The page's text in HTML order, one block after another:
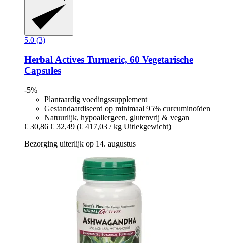
5.0 (3)
Herbal Actives Turmeric, 60 Vegetarische
Capsules
-5%
Plantaardig voedingssupplement
Gestandaardiseerd op minimaal 95% curcuminoïden
Natuurlijk, hypoallergeen, glutenvrij & vegan
€ 30,86 € 32,49 (€ 417,03 / kg Uitlekgewicht)
Bezorging uiterlijk op 14. augustus